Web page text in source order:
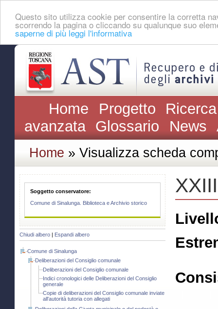
Questo sito utilizza cookie per consentire la corretta
scorrendo la pagina o cliccando su qualunque suo
saperne di più leggi l'informativa
Home Progetto
avanzata Glossario News
Home » Visualizza scheda
Soggetto conservatore:
Comune di Sinalunga. Biblioteca e Archivio storico
Chiudi albero Espandi albero
Comune di Sinalunga
Deliberazioni del Consiglio comunale
Deliberazioni del Consiglio comunale
Indici cronologici delle Deliberazioni del Consiglio
generale
Copie di deliberazioni del Consiglio comunale inviate
all'autorità tutoria con allegati